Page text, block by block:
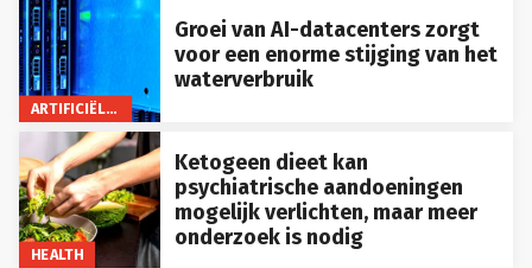
ARTIFICIËLE INTELLIGENTIE
Groei van AI-datacenters zorgt
voor een enorme stijging van het
waterverbruik
HEALTH
Ketogeen dieet kan
psychiatrische aandoeningen
mogelijk verlichten, maar meer
onderzoek is nodig